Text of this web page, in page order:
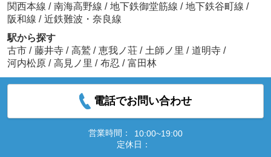
関西本線 / 南海高野線 / 地下鉄御堂筋線 / 地下鉄谷町線 /
阪和線 / 近鉄難波・奈良線
駅から探す
古市 / 藤井寺 / 高鷲 / 恵我ノ荘 / 土師ノ里 / 道明寺 /
河内松原 / 高見ノ里 / 布忍 / 富田林
電話でお問い合わせ
営業時間：
10:00~19:00
定休日：